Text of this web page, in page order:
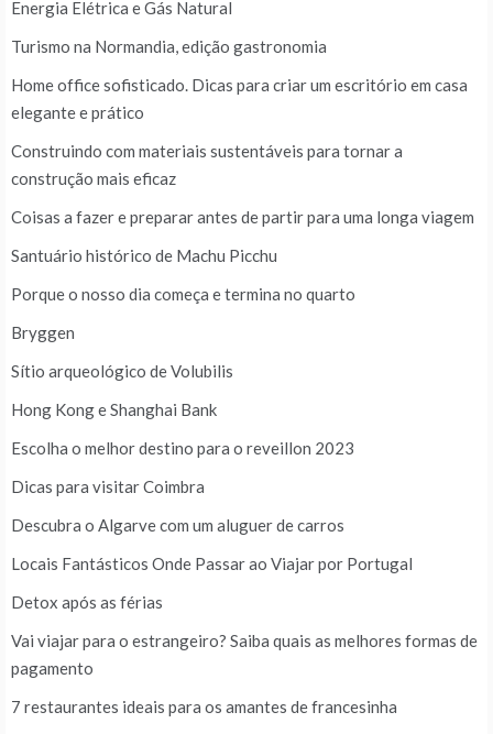
Energia Elétrica e Gás Natural
Turismo na Normandia, edição gastronomia
Home office sofisticado. Dicas para criar um escritório em casa
elegante e prático
Construindo com materiais sustentáveis para tornar a
construção mais eficaz
Coisas a fazer e preparar antes de partir para uma longa viagem
Santuário histórico de Machu Picchu
Porque o nosso dia começa e termina no quarto
Bryggen
Sítio arqueológico de Volubilis
Hong Kong e Shanghai Bank
Escolha o melhor destino para o reveillon 2023
Dicas para visitar Coimbra
Descubra o Algarve com um aluguer de carros
Locais Fantásticos Onde Passar ao Viajar por Portugal
Detox após as férias
Vai viajar para o estrangeiro? Saiba quais as melhores formas de
pagamento
7 restaurantes ideais para os amantes de francesinha